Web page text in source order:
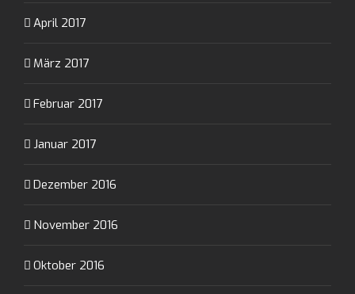
April 2017
März 2017
Februar 2017
Januar 2017
Dezember 2016
November 2016
Oktober 2016